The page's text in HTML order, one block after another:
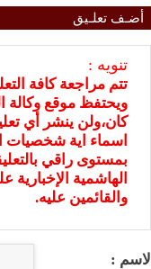
أضـف تعلـيق
تنويه :
تتم مراجعة كافة
ويحتفظ موقع وكالة
كان،ولن ينشر أي
اسماء اية شخصيات او
بمستوى راقي
الهاشمية
والقائمين عليه.
الاسم :